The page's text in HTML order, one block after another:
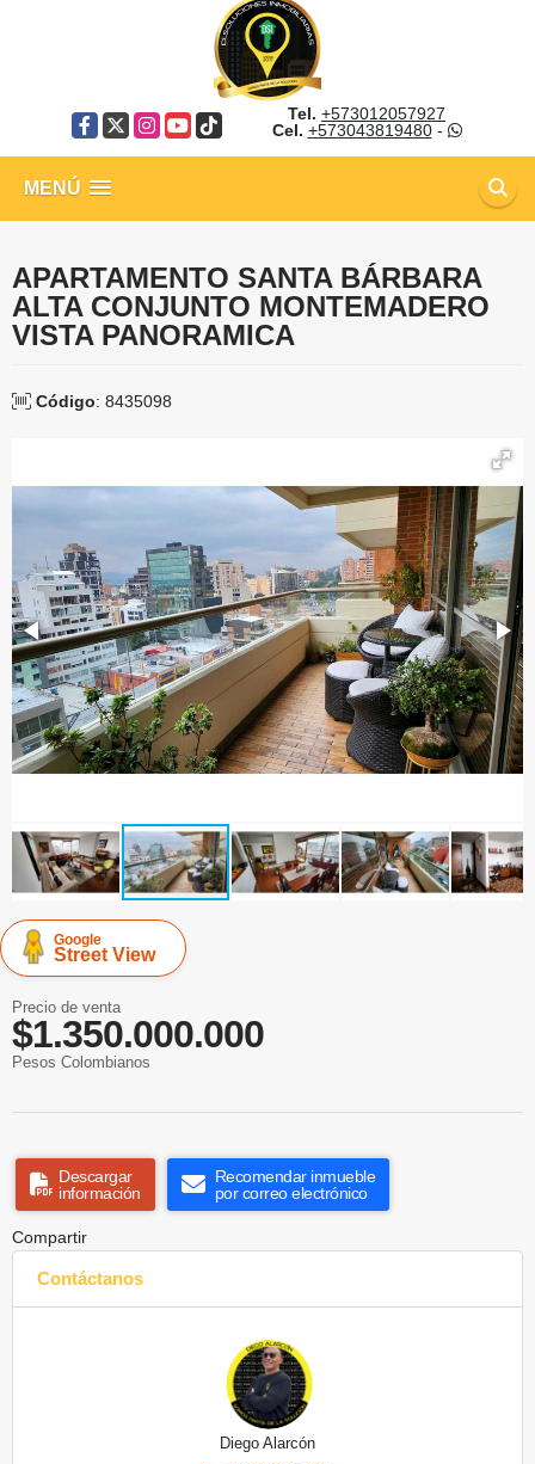
Facebook
X Instagram
YouTube
TikTok
Tel. +573012057927
Cel. +573043819480-
MENÚ
APARTAMENTO SANTA BÁRBARA
ALTA CONJUNTO MONTEMADERO
VISTA PANORAMICA
Código: 8435098
Google
Street View
Precio de venta
$1.350.000.000
Pesos Colombianos
Descargar
información
Recomendar inmueble
por correo electrónico
Compartir
Contáctanos
Diego Alarcón